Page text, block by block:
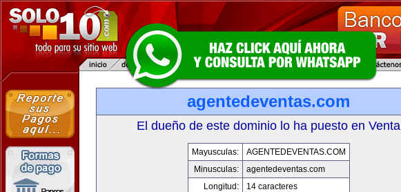
agentedeventas.com
El dueño de este dominio lo ha puesto en Venta
Mayusculas:
AGENTEDEVENTAS.COM
Minusculas:
agentedeventas.com
Longitud:
14 caracteres